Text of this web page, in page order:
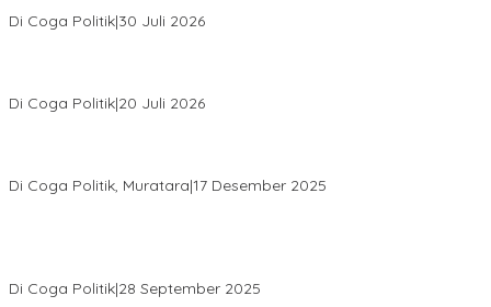
Di Coga Politik|30 Juli 2026
Di Coga Politik|20 Juli 2026
Di Coga Politik, Muratara|17 Desember 2025
Di Coga Politik|28 September 2025